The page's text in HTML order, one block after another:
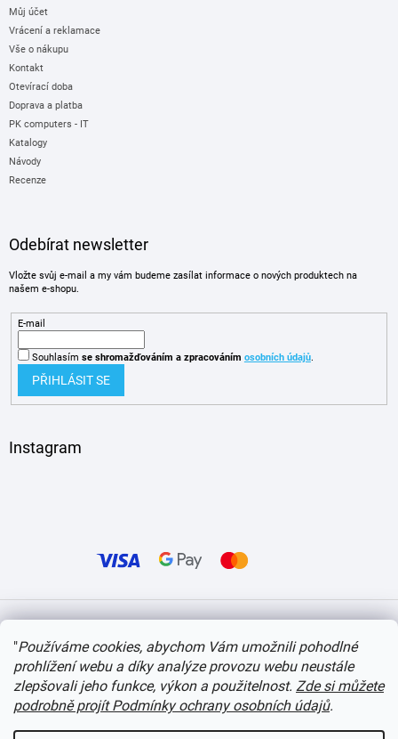
"Používáme cookies, abychom Vám umožnili pohodlné
prohlížení webu a díky analýze provozu webu neustále
zlepšovali jeho funkce, výkon a použitelnost. Zde si můžete
podrobně projít Podmínky ochrany osobních údajů.
Můj účet
Vrácení a reklamace
Vše o nákupu
Kontakt
Otevírací doba
Doprava a platba
PK computers - IT
Katalogy
Návody
Recenze
Odebírat newsletter
Vložte svůj e-mail a my vám budeme zasílat informace o nových produktech na
našem e-shopu.
E-mail
Souhlasím se shromažďováním a zpracováním osobních údajů.
PŘIHLÁSIT SE
Instagram
Copyright 2026 itvlaky.cz . Všechna práva vyhrazena. Upravit nastavení cookies